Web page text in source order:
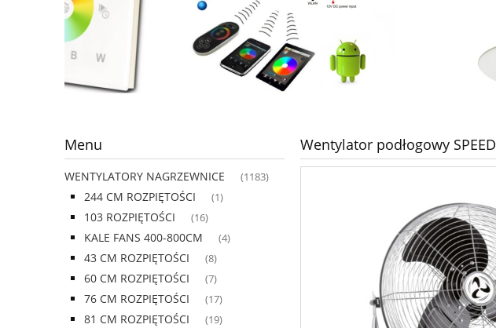
Menu
WENTYLATORY NAGRZEWNICE (1183)
244 CM ROZPIĘTOŚCI (1)
103 ROZPIĘTOŚCI (16)
KALE FANS 400-800CM (4)
43 CM ROZPIĘTOŚCI (8)
60 CM ROZPIĘTOŚCI (7)
76 CM ROZPIĘTOŚCI (17)
81 CM ROZPIĘTOŚCI (19)
Wentylator podłogowy SPEED